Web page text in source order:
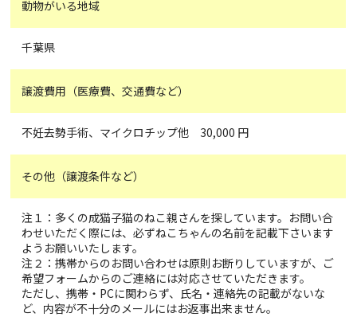
動物がいる地域
千葉県
譲渡費用（医療費、交通費など）
不妊去勢手術、マイクロチップ他 30,000 円
その他（譲渡条件など）
注１：多くの成猫子猫のねこ親さんを探しています。お問い合
わせいただく際には、必ずねこちゃんの名前を記載下さいます
ようお願いいたします。
注２：携帯からのお問い合わせは原則お断りしていますが、ご
希望フォームからのご連絡には対応させていただきます。
ただし、携帯・PCに関わらず、氏名・連絡先の記載がないな
ど、内容が不十分のメールにはお返事出来ません。